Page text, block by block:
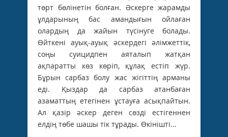
төрт бөлінетін болған. Әскерге жарамды
ұлдарының бас амандығын ойлаған
олардың да жайын түсінуге болады.
Өйткені ауық-ауық әскердегі әлімжеттік,
соңы суицидпен аяталып жатқан
ақпаратты көз көріп, құлақ естіп жүр.
Бұрын сарбаз болу жас жігіттің арманы
еді. Қыздар да сарбаз атанбаған
азаматтың етегінен ұстауға асықпайтын.
Ал қазір әскер деген сөзді естігеннен
елдің төбе шашы тік тұрады. Өкінішті...